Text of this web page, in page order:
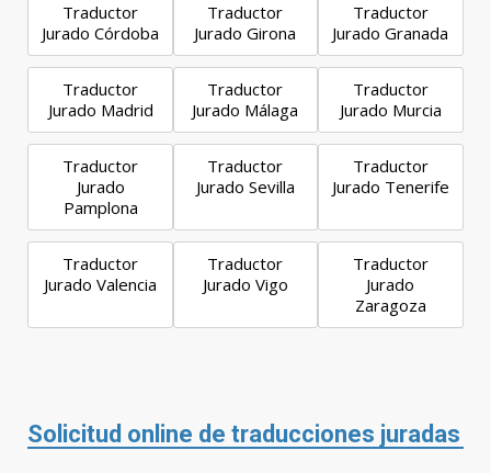
Traductor
Jurado Córdoba
Traductor
Jurado Girona
Traductor
Jurado Granada
Traductor
Jurado Madrid
Traductor
Jurado Málaga
Traductor
Jurado Murcia
Traductor
Jurado
Pamplona
Traductor
Jurado Sevilla
Traductor
Jurado Tenerife
Traductor
Jurado Valencia
Traductor
Jurado Vigo
Traductor
Jurado
Zaragoza
Solicitud online de traducciones juradas